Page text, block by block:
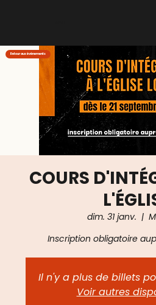
COURS
dim. 31 janv.
  |
Inscription obligatoire
Il n'y a plus de billets
Voir autres
Retour aux événements